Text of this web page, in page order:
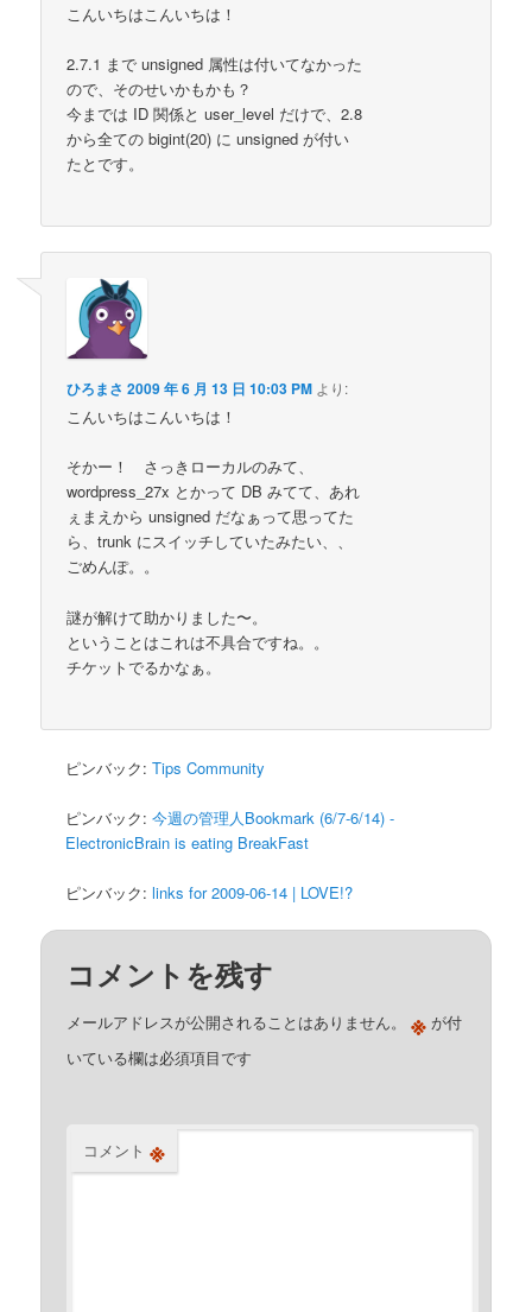
こんいちはこんいちは！
2.7.1 まで unsigned 属性は付いてなかった
ので、そのせいかもかも？
今までは ID 関係と user_level だけで、2.8
から全ての bigint(20) に unsigned が付い
たとです。
ひろまさ 2009 年 6 月 13 日 10:03 PM より:
こんいちはこんいちは！
そかー！ さっきローカルのみて、
wordpress_27x とかって DB みてて、あれ
ぇまえから unsigned だなぁって思ってた
ら、trunk にスイッチしていたみたい、、
ごめんぽ。。
謎が解けて助かりました〜。
ということはこれは不具合ですね。。
チケットでるかなぁ。
ピンバック:Tips Community
ピンバック:今週の管理人Bookmark (6/7-6/14) -
ElectronicBrain is eating BreakFast
ピンバック:links for 2009-06-14 | LOVE!?
コメントを残す
メールアドレスが公開されることはありません。 ※ が付
いている欄は必須項目です
コメント ※